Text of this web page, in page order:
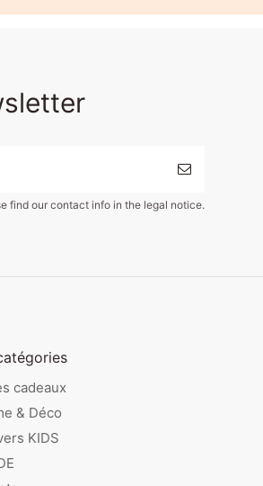
find our contact info in the legal notice.
cadeaux
& Déco
KIDS